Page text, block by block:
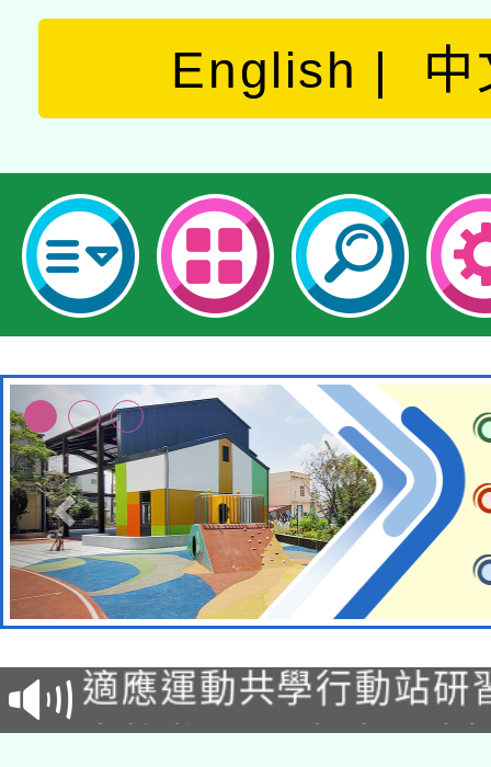
English 中
本校115學年度第2次
招甄選結果公告(無人
招)
適應運動共學行動站研
本館辦理115年度閱讀